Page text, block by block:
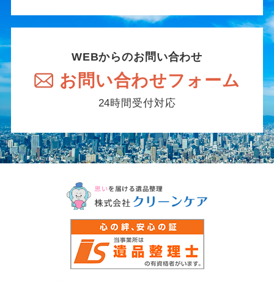
WEBからのお問い合わせ
お問い合わせフォーム
24時間受付対応